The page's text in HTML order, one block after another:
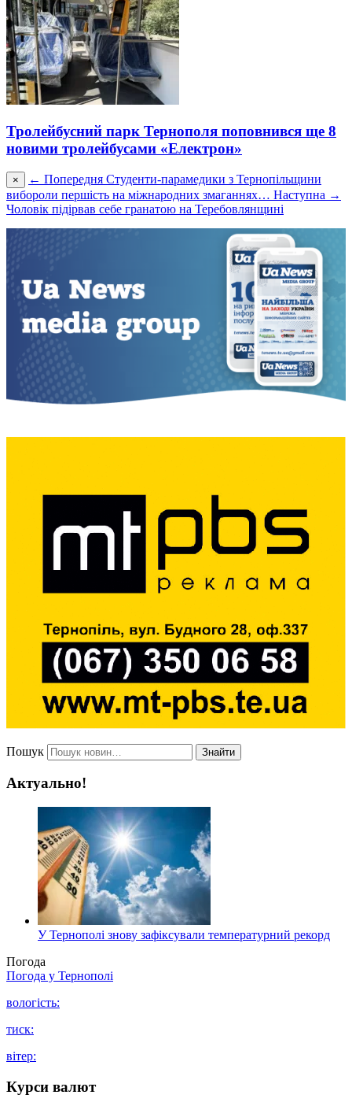
Тролейбусний парк Тернополя поповнився ще 8
новими тролейбусами «Електрон»
× ← Попередня Студенти-парамедики з Тернопільщини
вибороли першість на міжнародних змаганнях… Наступна →
Чоловік підірвав себе гранатою на Теребовлянщині
Пошук Знайти
Актуально!
У Тернополі знову зафіксували температурний рекорд
Погода
Погода у Тернополі
вологість:
тиск:
вітер:
Курси валют